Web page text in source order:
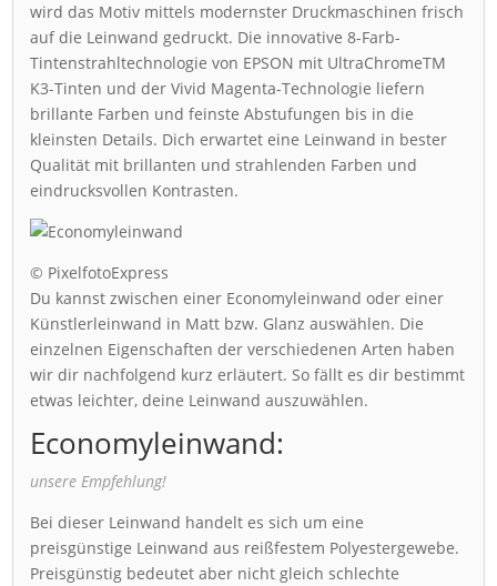
wird das Motiv mittels modernster Druckmaschinen frisch
auf die Leinwand gedruckt. Die innovative 8-Farb-
Tintenstrahltechnologie von EPSON mit UltraChromeTM
K3-Tinten und der Vivid Magenta-Technologie liefern
brillante Farben und feinste Abstufungen bis in die
kleinsten Details. Dich erwartet eine Leinwand in bester
Qualität mit brillanten und strahlenden Farben und
eindrucksvollen Kontrasten.
© PixelfotoExpress
Du kannst zwischen einer Economyleinwand oder einer
Künstlerleinwand in Matt bzw. Glanz auswählen. Die
einzelnen Eigenschaften der verschiedenen Arten haben
wir dir nachfolgend kurz erläutert. So fällt es dir bestimmt
etwas leichter, deine Leinwand auszuwählen.
Economyleinwand:
unsere Empfehlung!
Bei dieser Leinwand handelt es sich um eine
preisgünstige Leinwand aus reißfestem Polyestergewebe.
Preisgünstig bedeutet aber nicht gleich schlechte